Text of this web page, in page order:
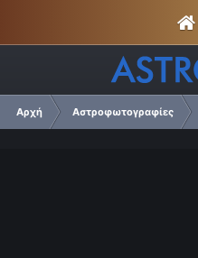
Αρχή Αστροφωτογραφίες